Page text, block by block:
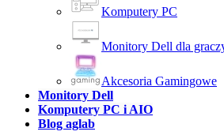
Komputery PC
Monitory Dell dla
Akcesoria Gamingowe
Monitory Dell
Komputery PC i AIO
Blog aglab